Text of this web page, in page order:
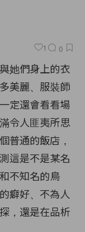
1 0
她們身上的衣
美麗、服裝師
定還會看看場
令人匪夷所思
普通的飯店，
這是不是某名
不知名的鳥
癖好、不為人
，還是在品析